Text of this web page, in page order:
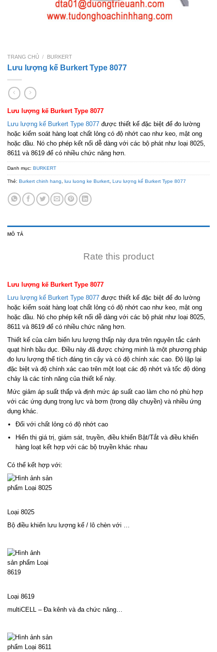
TRANG CHỦ / BURKERT
Lưu lượng kế Burkert Type 8077
Lưu lượng kế Burkert Type 8077
Lưu lượng kế Burkert Type 8077 được thiết kế đặc biệt để đo lường
hoặc kiểm soát hàng loạt chất lỏng có độ nhớt cao như keo, mật ong
hoặc dầu. Nó cho phép kết nối dễ dàng với các bộ phát như loại 8025,
8611 và 8619 để có nhiều chức năng hơn.
Danh mục: BURKERT
Thẻ: Burkert chinh hang luu luong ke Burkert Lưu lượng kế Burkert Type 8077
MÔ TẢ
Rate this product
Lưu lượng kế Burkert Type 8077
Lưu lượng kế Burkert Type 8077 được thiết kế đặc biệt để đo lường
hoặc kiểm soát hàng loạt chất lỏng có độ nhớt cao như keo, mật ong
hoặc dầu. Nó cho phép kết nối dễ dàng với các bộ phát như loại 8025,
8611 và 8619 để có nhiều chức năng hơn.
Thiết kế của cảm biến lưu lượng thấp này dựa trên nguyên tắc cánh
quạt hình bầu dục. Điều này đã được chứng minh là một phương pháp
đo lưu lượng thể tích đáng tin cậy và có độ chính xác cao. Độ lặp lại
đặc biệt và độ chính xác cao trên một loạt các độ nhớt và tốc độ dòng
chảy là các tính năng của thiết kế này.
Mức giảm áp suất thấp và định mức áp suất cao làm cho nó phù hợp
với các ứng dụng trọng lực và bơm (trong dây chuyền) và nhiều ứng
dụng khác.
Đối với chất lỏng có độ nhớt cao
Hiển thị giá trị, giám sát, truyền, điều khiển Bật/Tắt và điều khiển
hàng loạt kết hợp với các bộ truyền khác nhau
Có thể kết hợp với:
Loại 8025
Bộ điều khiển lưu lượng kế / lô chèn với …
Loại 8619
multiCELL – Đa kênh và đa chức năng…